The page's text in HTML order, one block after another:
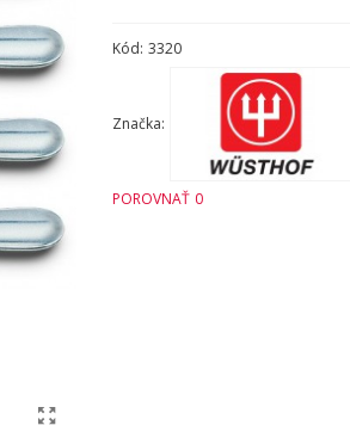
Kód: 3320
Značka:
POROVNAŤ 0